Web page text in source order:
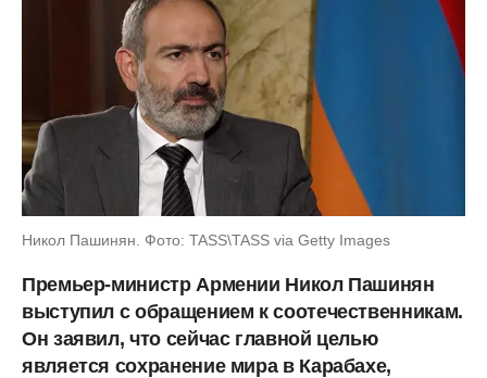
Никол Пашинян. Фото: TASS\TASS via Getty Images
Премьер-министр Армении Никол Пашинян
выступил с обращением к соотечественникам.
Он заявил, что сейчас главной целью
является сохранение мира в Карабахе,